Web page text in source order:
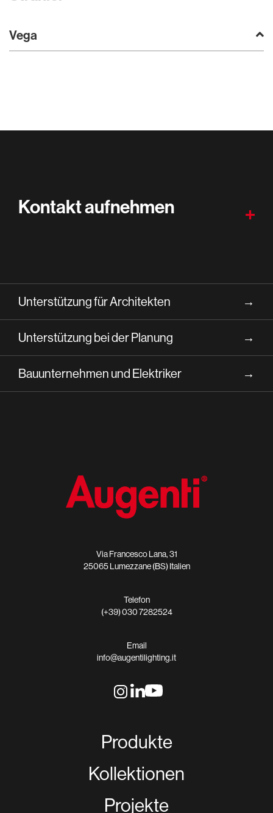
Vega
Kontakt aufnehmen
Unterstützung für Architekten →
Unterstützung bei der Planung →
Bauunternehmen und Elektriker →
Via Francesco Lana, 31
25065 Lumezzane (BS) Italien
Telefon
(+39) 030 7282524
Email
info@augentilighting.it
Produkte
Kollektionen
Projekte